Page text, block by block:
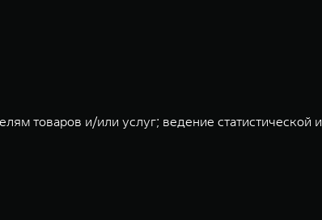
товаров и/или услуг; ведение статистической и